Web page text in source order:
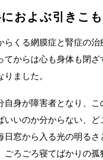
およぶ引きこ
らくる網膜症と腎症の
てからは心も身体も閉
りました。
自身が障害者となり、
いいのか分からない、
日窓から入る光の明る
ごろごろ寝てばかりの